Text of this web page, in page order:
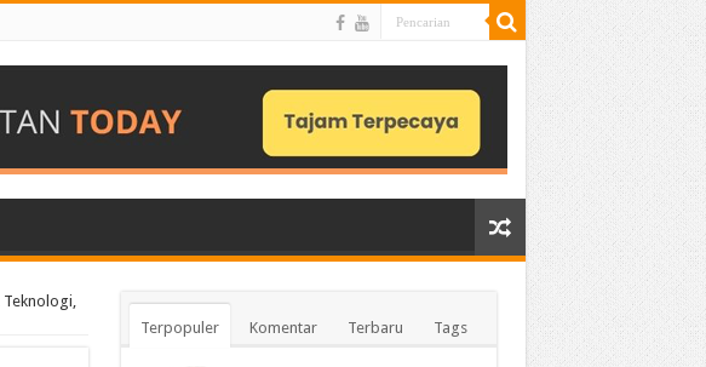
Teknologi,
Terpopuler Komentar Terbaru Tags